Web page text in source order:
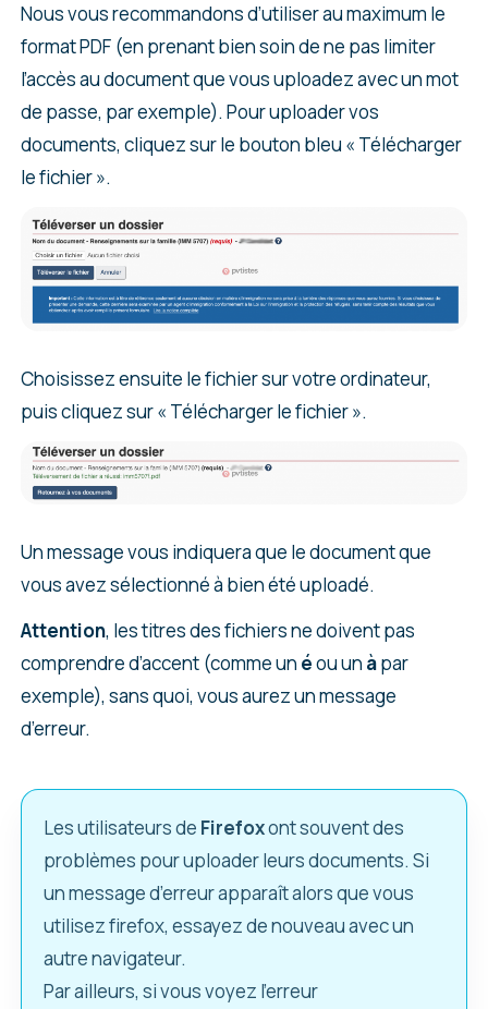
Nous vous recommandons d’utiliser au maximum le
format PDF (en prenant bien soin de ne pas limiter
l’accès au document que vous uploadez avec un mot
de passe, par exemple). Pour uploader vos
documents, cliquez sur le bouton bleu « Télécharger
le fichier ».
Choisissez ensuite le fichier sur votre ordinateur,
puis cliquez sur « Télécharger le fichier ».
Un message vous indiquera que le document que
vous avez sélectionné à bien été uploadé.
Attention, les titres des fichiers ne doivent pas
comprendre d’accent (comme un éou un àpar
exemple), sans quoi, vous aurez un message
d’erreur.
Les utilisateurs de Firefoxont souvent des
problèmes pour uploader leurs documents. Si
un message d’erreur apparaît alors que vous
utilisez firefox, essayez de nouveau avec un
autre navigateur.
Par ailleurs, si vous voyez l’erreur